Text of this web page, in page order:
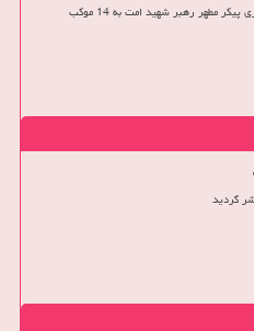
مطهر رهبر شهید امت به 14 موکب
گردید